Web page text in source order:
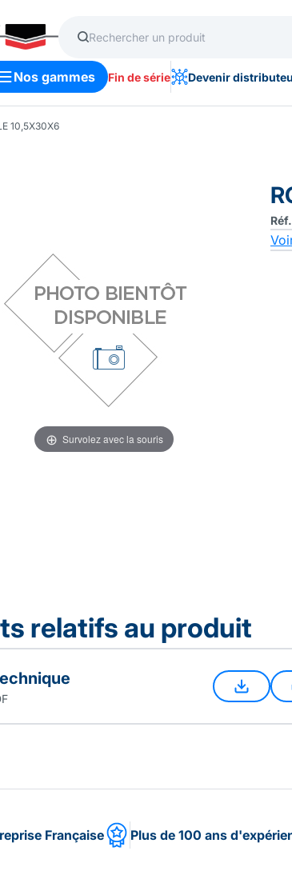
Nos gammes Fin de série Devenir
10,5X30X6
Survolez avec la souris
relatifs au produit
Française Plus de 100 ans